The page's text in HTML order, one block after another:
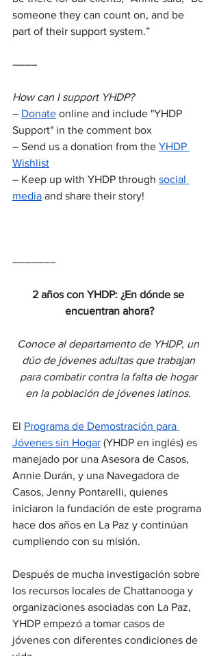
someone they can count on, and be
part of their support system.”
––––
How can I support YHDP?
– Donate online and include "YHDP
Support" in the comment box
– Send us a donation from the YHDP
Wishlist
– Keep up with YHDP through social
media and share their story!
–––––––
2 años con YHDP: ¿En dónde se
encuentran ahora?
Conoce al departamento de YHDP, un
dúo de jóvenes adultas que trabajan
para combatir contra la falta de hogar
en la población de jóvenes latinos.
El Programa de Demostración para
Jóvenes sin Hogar (YHDP en inglés) es
manejado por una Asesora de Casos,
Annie Durán, y una Navegadora de
Casos, Jenny Pontarelli, quienes
iniciaron la fundación de este programa
hace dos años en La Paz y continúan
cumpliendo con su misión.
Después de mucha investigación sobre
los recursos locales de Chattanooga y
organizaciones asociadas con La Paz,
YHDP empezó a tomar casos de
jóvenes con diferentes condiciones de